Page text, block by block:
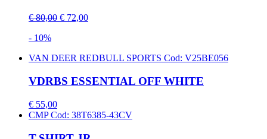
€ 80,00 € 72,00
- 10%
VAN DEER REDBULL SPORTS Cod: V25BE056
VDRBS ESSENTIAL OFF WHITE
€ 55,00
CMPCod: 38T6385-43CV